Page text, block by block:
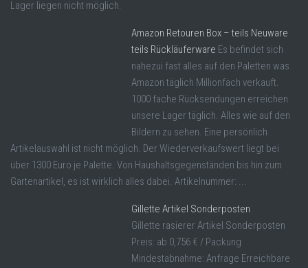
Lager liegen nicht möglich.
Amazon Retouren Box – teils Neuware
teils Rückläuferware Es befindet sich
nahezui fast alles auf den Paletten was
Amazon täglich Millionfach verkauft.
1000 fache Rücksendungen erreichen
unsere Lager täglich. Alles wie auf den
Bildern zu sehen. Eine persönlich
Artikelauswahl ist nicht möglich. Der Wiederverkaufswert liegt bei
über 1300 Euro je Palette. Von Haushaltsgegenständen bis hin zum
Gartenartikel, es ist wirklich alles dabei. Artikelnummer: ...
Gillette Artikel Sonderposten
Gillette rasierer Artikel Sonderposten
Preis: ab 0,756 € / Packung
Mindestabnahme: Anfrage Erreichbare